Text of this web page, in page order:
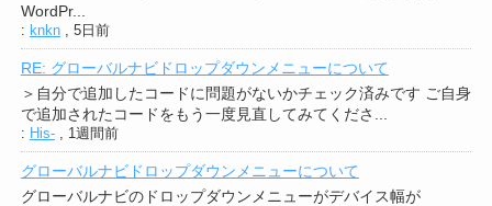
WordPr...
: knkn, 5日前
RE: グローバルナビドロップダウンメニューについて
＞自分で追加したコードに問題がないかチェック済みです ご自身
で追加されたコードをもう一度見直してみてくださ...
: His-, 1週間前
グローバルナビドロップダウンメニューについて
グローバルナビのドロップダウンメニューがデバイス幅が